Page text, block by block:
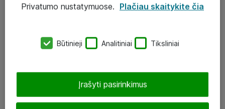
eShop@atea.lt
Privatumo nustatymuose. Plačiau skaitykite čia
Būtinieji Analitiniai Tiksliniai
Įrašyti pasirinkimus